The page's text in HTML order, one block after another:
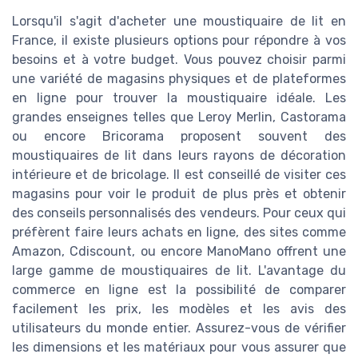
Lorsqu'il s'agit d'acheter une moustiquaire de lit en
France, il existe plusieurs options pour répondre à vos
besoins et à votre budget. Vous pouvez choisir parmi
une variété de magasins physiques et de plateformes
en ligne pour trouver la moustiquaire idéale. Les
grandes enseignes telles que Leroy Merlin, Castorama
ou encore Bricorama proposent souvent des
moustiquaires de lit dans leurs rayons de décoration
intérieure et de bricolage. Il est conseillé de visiter ces
magasins pour voir le produit de plus près et obtenir
des conseils personnalisés des vendeurs. Pour ceux qui
préfèrent faire leurs achats en ligne, des sites comme
Amazon, Cdiscount, ou encore ManoMano offrent une
large gamme de moustiquaires de lit. L'avantage du
commerce en ligne est la possibilité de comparer
facilement les prix, les modèles et les avis des
utilisateurs du monde entier. Assurez-vous de vérifier
les dimensions et les matériaux pour vous assurer que